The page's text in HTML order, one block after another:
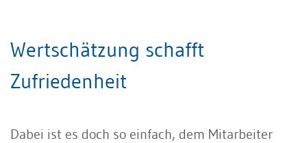
Wertschätzung schafft
Zufriedenheit
Dabei ist es doch so einfach, dem Mitarbeiter